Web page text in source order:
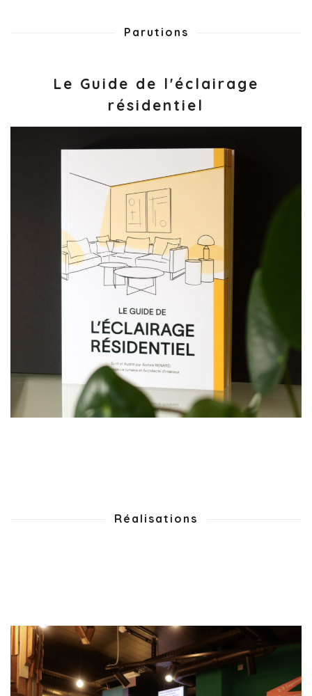
Parutions
Le Guide de l'éclairage
résidentiel
Réalisations